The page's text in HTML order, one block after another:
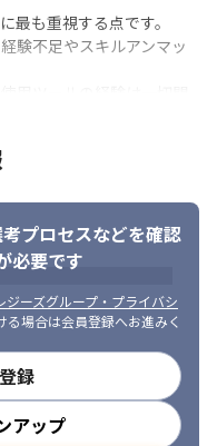
最も重視する点です。
験不足やスキルアンマッ
します。
に業務に取り組み成長し
います。
要件定義、基本設計など
はなく、相手の意図を汲
プロセスなどを確認
必要です
ジーズグループ・プライバシ
場合は会員登録へお進みく
録
アップ